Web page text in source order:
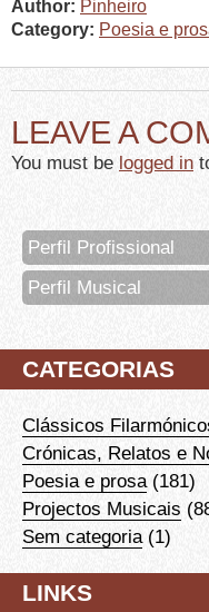
Author: Pinheiro
Category: Poesia e
LEAVE A
You must be logged in
Perfil Profissional
Perfil Musical
CATEGORIAS
Clássicos
Crónicas, Relatos e
Poesia e prosa(181)
Projectos Musicais
Sem categoria(1)
LINKS